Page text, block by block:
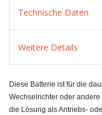
Technische Daten
Weitere Details
Diese Batterie ist für die
Wechselrichter oder
die Lösung als Antriebs-